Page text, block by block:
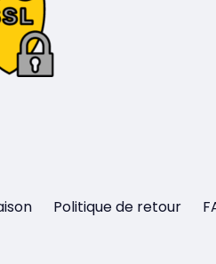
Politique de retour